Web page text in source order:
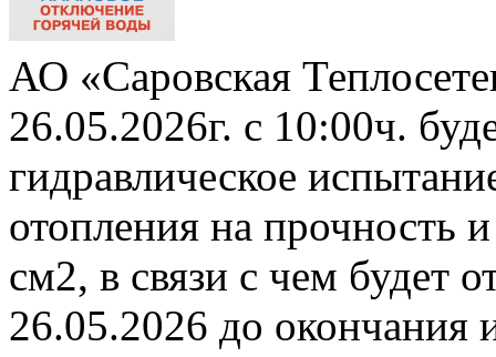
АО «Саровская
26.05.2026г. с 10:00ч.
гидравлическое
отопления на прочность
см2, в связи с чем будет
26.05.2026 до окончания